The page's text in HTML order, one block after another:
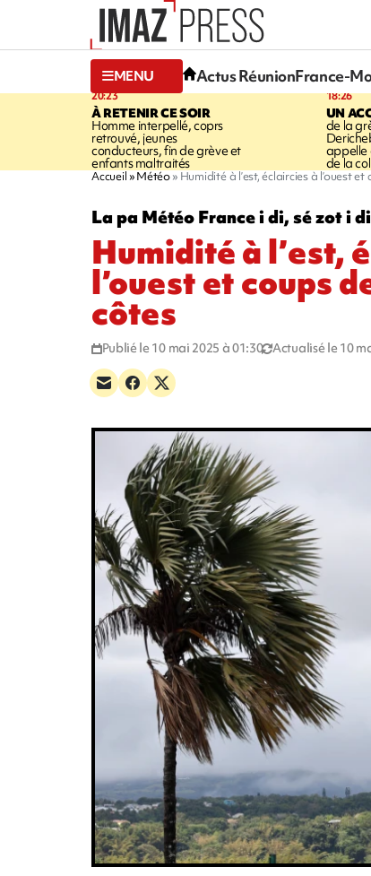
MENU Actus RéunionFrance-
20:23
À RETENIR CE SOIR
Homme interpellé, coprs
retrouvé, jeunes
conducteurs, fin de grève et
enfants maltraités
18:26
UN
de la
appelle
de la
Accueil Météo Humidité à l’est, éclaircies à l’ouest
La pa Météo France i di, sé zot i di
Humidité à l’est,
l’ouest et coups
côtes
Publié le 10 mai 2025 à 01:30 Actualisé le 10